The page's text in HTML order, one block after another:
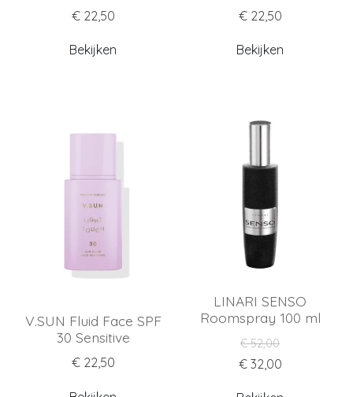
€ 22,50
Bekijken
€ 22,50
Bekijken
V.SUN Fluid Face SPF
30 Sensitive
€ 22,50
LINARI SENSO
Roomspray 100 ml
€ 52,00
€ 32,00